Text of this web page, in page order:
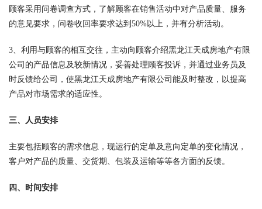
顾客采用问卷调查方式，了解顾客在销售活动中对产品质量、服务
的意见要求，问卷收回率要求达到50%以上，并有分析活动。
3、利用与顾客的相互交往，主动向顾客介绍黑龙江天成房地产有限
公司的产品信息及较新情况，妥善处理顾客投诉，并通过业务员及
时反馈给公司，使黑龙江天成房地产有限公司能及时整改，以提高
产品对市场需求的适应性。
三、人员安排
主要包括顾客的需求信息，现运行的定单及意向定单的变化情况，
客户对产品的质量、交货期、包装及运输等等各方面的反馈。
四、时间安排